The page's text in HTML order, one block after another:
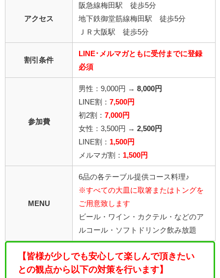
アクセス
阪急線梅田駅 徒歩5分
地下鉄御堂筋線梅田駅 徒歩5分
ＪＲ大阪駅 徒歩5分
割引条件
LINE･メルマガともに受付までに登録
必須
参加費
男性：9,000円 → 8,000円
LINE割： 7,500円
初2割： 7,000円
女性：3,500円 → 2,500円
LINE割： 1,500円
メルマガ割： 1,500円
MENU
6品の各テーブル提供コース料理♪
※すべての大皿に取箸またはトングを
ご用意致します
ビール・ワイン・カクテル・などのア
ルコール・ソフトドリンク飲み放題
【皆様が少しでも安心して楽しんで頂きたい
との観点から以下の対策を行います】